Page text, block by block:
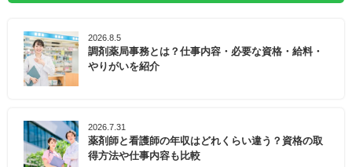
2026.8.5
調剤薬局事務とは？仕事内容・必要な資格・給料・
やりがいを紹介
2026.7.31
薬剤師と看護師の年収はどれくらい違う？資格の取
得方法や仕事内容も比較